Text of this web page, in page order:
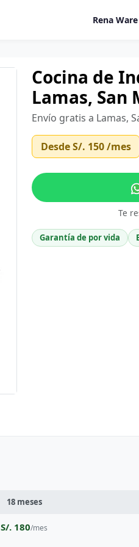
Rena Ware
Cocina de
Lamas, San
Envío gratis a Lamas,
DesdeS/. 150/mes
Te
Garantía de por vida
18 meses
S/. 180/mes